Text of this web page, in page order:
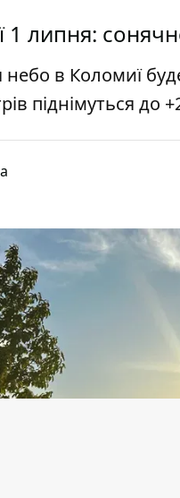
1 липня:
небо в Коломиї
піднімуться до